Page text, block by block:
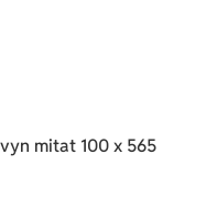
mitat 100 x 565